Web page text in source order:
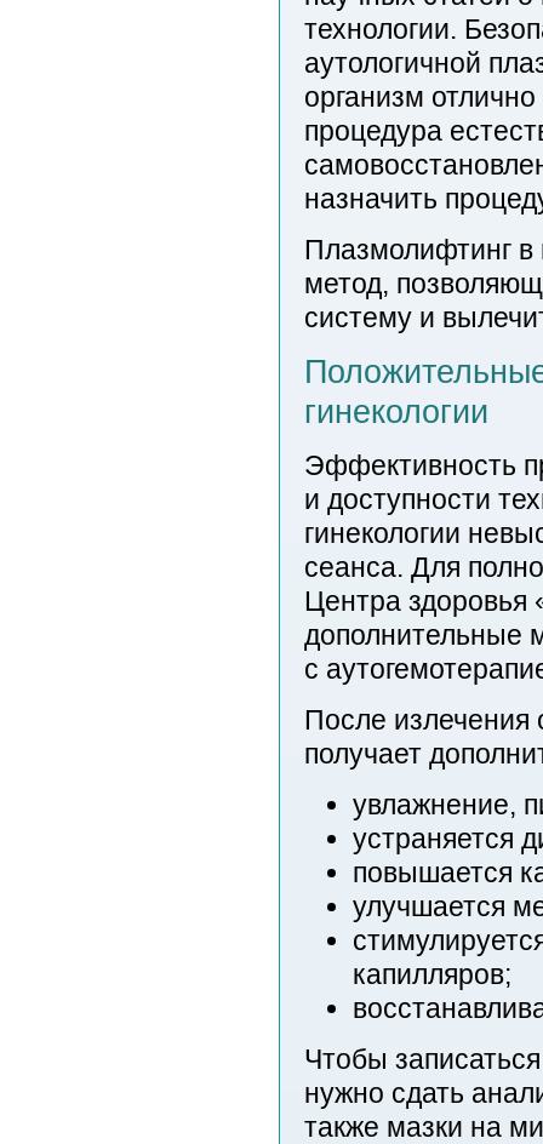
технологии.
аутологичной
организм
процедура
назначить
Плазмолифтинг в
метод,
систему и
гинекологии
Эффективность
и доступности
гинекологии
сеанса. Для
Центра здоровья
дополнительные
с
После излечения
получает
увлажнение,
устраняется
повышается
улучшается
капилляров;
Чтобы
нужно сдать
также мазки на